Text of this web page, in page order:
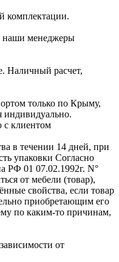
комплектации.
наши менеджеры
Наличный расчет,
только по Крыму,
индивидуально.
с клиентом
в течении 14 дней, при
упаковки Согласно
РФ 01 07.02.1992г. N°
от мебели (товар),
свойства, если товар
приобретающим его
по каким-то причинам,
от